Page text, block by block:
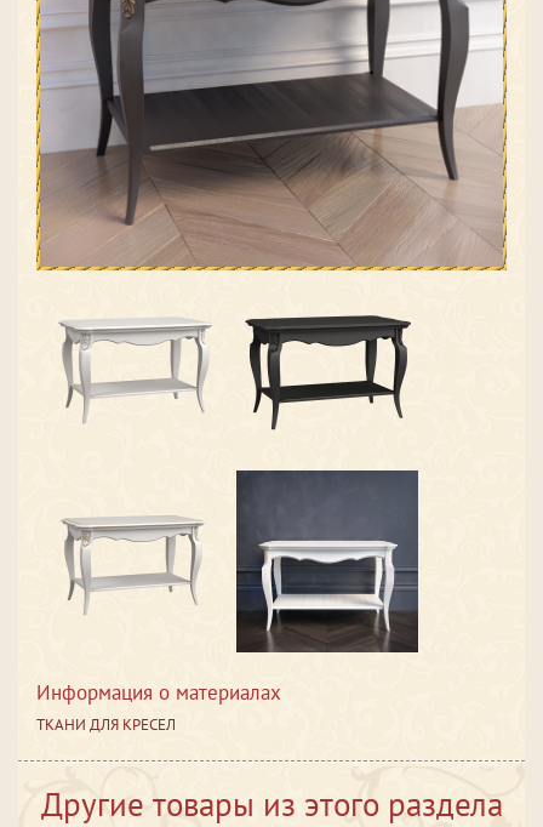
Информация о материалах
ТКАНИ ДЛЯ КРЕСЕЛ
Другие товары из этого раздела